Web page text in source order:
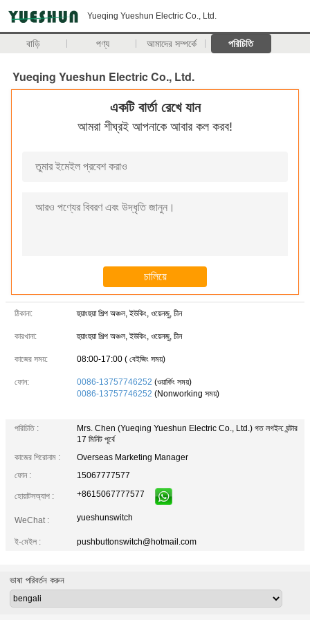
Yueqing Yueshun Electric Co., Ltd.
বাড়ি পণ্য আমাদের সম্পর্কে পরিচিতি
Yueqing Yueshun Electric Co., Ltd.
একটি বার্তা রেখে যান
আমরা শীঘ্রই আপনাকে আবার কল করব!
ঠিকানা: হুয়াংহুয়া শিল্প অঞ্চল, ইউকিং, ওয়েনজু, চীন
কারখানা: হুয়াংহুয়া শিল্প অঞ্চল, ইউকিং, ওয়েনজু, চীন
কাজের সময়: 08:00-17:00 ( বেইজিং সময়)
ফোন: 0086-13757746252 (ওয়ার্কিং সময়)
0086-13757746252 (Nonworking সময়)
পরিচিতি : Mrs. Chen (Yueqing Yueshun Electric Co., Ltd.) গত লগইন: ঘন্টার
17 মিনিট পূর্বে
কাজের শিরোনাম :
Overseas Marketing Manager
ফোন :
15067777577
হোয়াটসঅ্যাপ : +8615067777577
WeChat : yueshunswitch
ই-মেইল : pushbuttonswitch@hotmail.com
ভাষা পরিবর্তন করুন